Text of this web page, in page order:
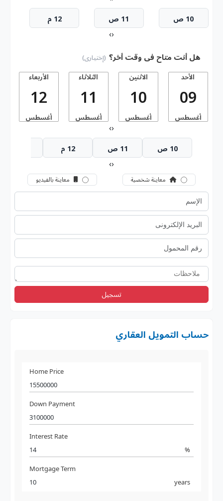
10 ص 11 ص 12 م
‹
›
هل أنت متاح فى وقت أخر؟ (إختيارى)
الأحد
09
أغسطس
الاثنين
10
أغسطس
الثلاثاء
11
أغسطس
الأربعاء
12
أغسطس
‹
›
10 ص 11 ص 12 م
‹
›
معاينة شخصية معاينة بالفيديو
تسجيل
حساب التمويل العقاري
Home Price
Down Payment
Interest Rate
%
Mortgage Term
years